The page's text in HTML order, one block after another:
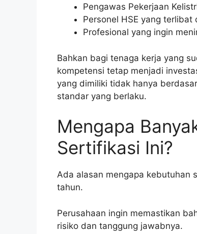
Pengawas Pekerjaan
Personel HSE yang
Profesional yang ingin
Bahkan bagi tenaga kerja yang
kompetensi tetap menjadi
yang dimiliki tidak hanya
standar yang berlaku.
Mengapa
Sertifikasi Ini?
Ada alasan mengapa kebutuhan
tahun.
Perusahaan ingin memastikan
risiko dan tanggung jawabnya.